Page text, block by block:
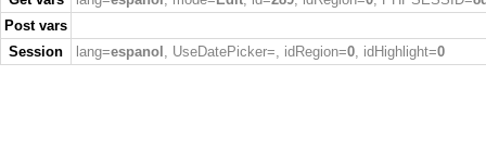
Post vars
Session
lang=espanol , UseDatePicker=, idRegion=0, idHighlight=0